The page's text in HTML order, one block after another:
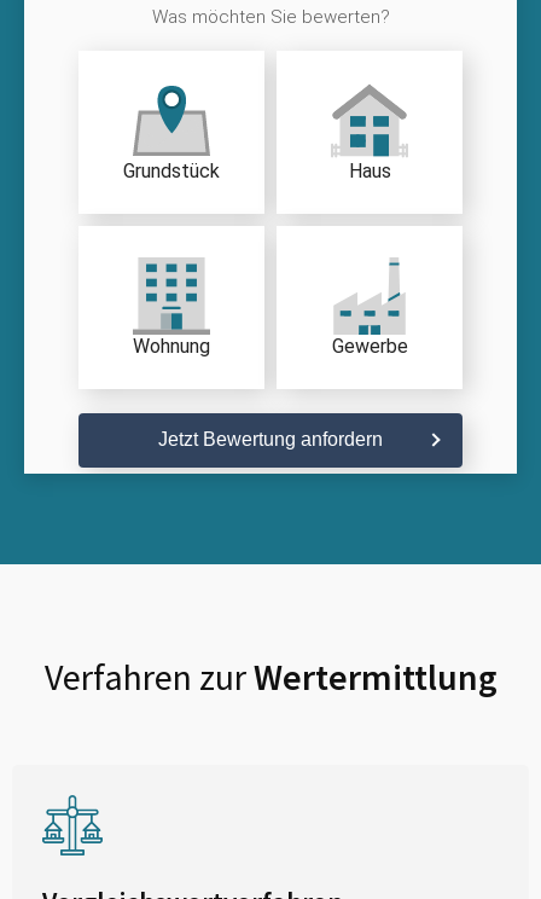
Was möchten Sie bewerten?
Grundstück Haus
Wohnung Gewerbe
Jetzt Bewertung anfordern
Verfahren zurWertermittlung